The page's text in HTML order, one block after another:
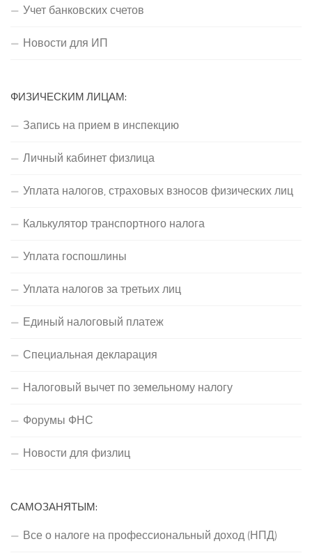
Учет банковских счетов
Новости для ИП
ФИЗИЧЕСКИМ ЛИЦАМ:
Запись на прием в инспекцию
Личный кабинет физлица
Уплата налогов, страховых взносов физических лиц
Калькулятор транспортного налога
Уплата госпошлины
Уплата налогов за третьих лиц
Единый налоговый платеж
Специальная декларация
Налоговый вычет по земельному налогу
Форумы ФНС
Новости для физлиц
САМОЗАНЯТЫМ:
Все о налоге на профессиональный доход (НПД)